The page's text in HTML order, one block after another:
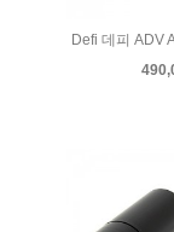
Defi 데피 ADV